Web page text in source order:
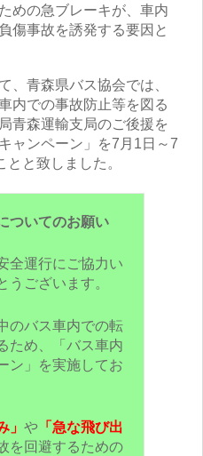
めの急ブレーキが、車内
傷事故を誘発する要因と
青森県バス協会では、
内での事故防止等を図る
青森運輸支局のご後援を
ャンペーン」を7月1日～7
と致しました。
ついてのお願い
全運行にご協力い
うございます。
のバス車内での転
ため、「バス車内
ン」を実施してお
」や 「急な飛び出
を回避するための